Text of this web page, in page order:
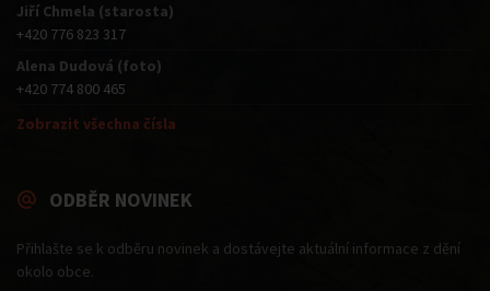
Jiří Chmela (starosta)
+420 776 823 317
Alena Dudová (foto)
+420 774 800 465
Zobrazit všechna čísla
ODBĚR NOVINEK
Přihlašte se k odběru novinek a dostávejte aktuální informace z dění
okolo obce.